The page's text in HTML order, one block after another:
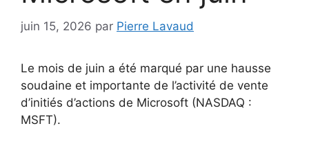
juin 15, 2026 par Pierre Lavaud
Le mois de juin a été marqué par une hausse
soudaine et importante de l’activité de vente
d’initiés d’actions de Microsoft (NASDAQ :
MSFT).